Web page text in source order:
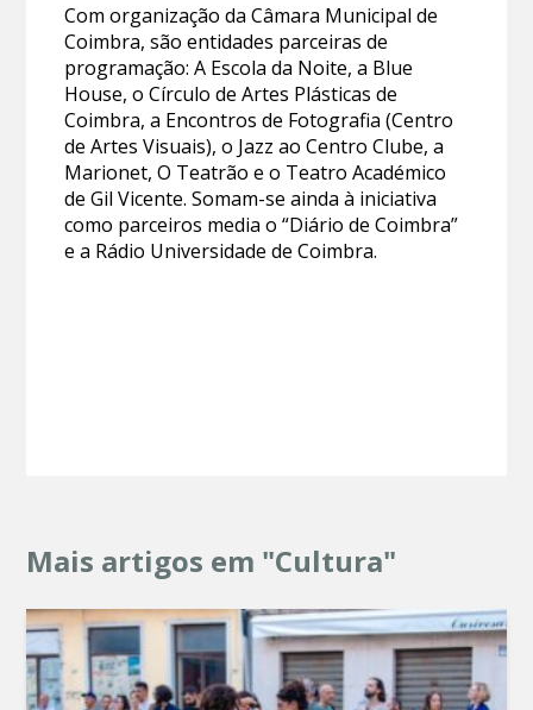
Com organização da Câmara Municipal de
Coimbra, são entidades parceiras de
programação: A Escola da Noite, a Blue
House, o Círculo de Artes Plásticas de
Coimbra, a Encontros de Fotografia (Centro
de Artes Visuais), o Jazz ao Centro Clube, a
Marionet, O Teatrão e o Teatro Académico
de Gil Vicente. Somam-se ainda à iniciativa
como parceiros media o “Diário de Coimbra”
e a Rádio Universidade de Coimbra.
Mais artigos em "Cultura"